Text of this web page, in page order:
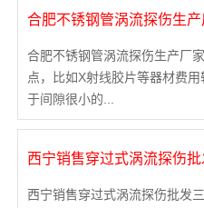
合肥不锈钢管涡流探伤生
合肥不锈钢管涡流探伤生产厂
点，比如X射线胶片等器材费
于间隙很小的...
西宁销售穿过式涡流探伤批
西宁销售穿过式涡流探伤批发